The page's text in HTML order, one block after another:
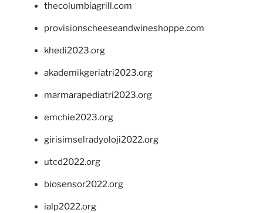
thecolumbiagrill.com
provisionscheeseandwineshoppe.com
khedi2023.org
akademikgeriatri2023.org
marmarapediatri2023.org
emchie2023.org
girisimselradyoloji2022.org
utcd2022.org
biosensor2022.org
ialp2022.org